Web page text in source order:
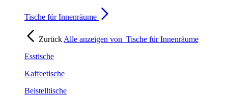
Tische für Innenräume
Zurück Alle anzeigen von Tische für Innenräume
Esstische
Kaffeetische
Beistelltische